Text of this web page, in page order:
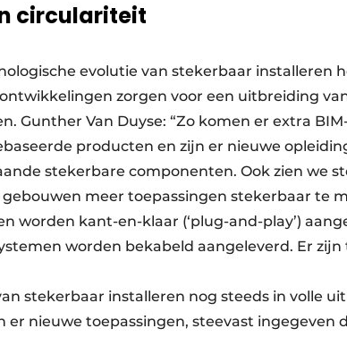
circulariteit
evolutie van stekerbaar installeren
zorgen voor een uitbreiding
Gunther Van Duyse: “Zo komen er extra
producten en zijn er nieuwe
stekerbare componenten. Ook zien we
meer toepassingen stekerbaar te
worden kant-en-klaar (‘plug-and-play’)
worden bekabeld aangeleverd. Er
stekerbaar installeren nog steeds in volle
er nieuwe toepassingen, steevast ingegeven